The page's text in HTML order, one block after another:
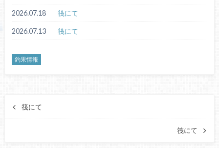
2026.07.18 筏にて
2026.07.13 筏にて
釣果情報
筏にて
筏にて